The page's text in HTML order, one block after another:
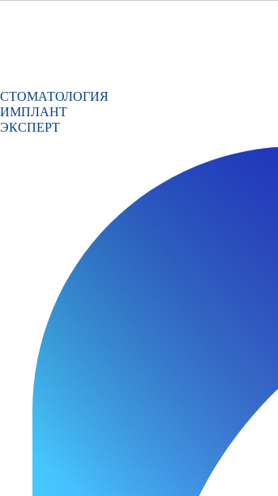
СТОМАТОЛОГИЯ
ИМПЛАНТ
ЭКСПЕРТ